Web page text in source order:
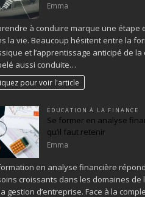
Emma
à conduire marque une étape
la vie. Beaucoup hésitent entre la
et l’apprentissage anticipé de la
aussi conduite…
pour voir l'article
EDUCATION À LA FINANCE
Se former en analyse
qu’il faut retenir
Emma
en analyse financière
croissants dans les domaines de
gestion d’entreprise. Face à la